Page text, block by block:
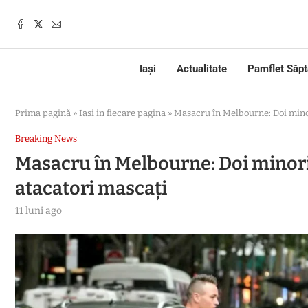
Iași Actualitate Pamflet
Prima pagină » Iasi in fiecare pagina » Masacru în Melbourne: Doi
Breaking News
Masacru în Melbourne: Doi
atacatori mascați
11 luni ago